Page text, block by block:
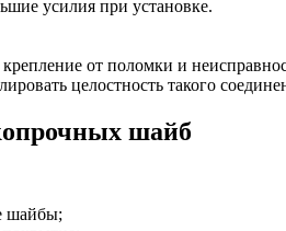
усилия при установке.
от поломки и
целостность такого
шайб
шайбы;